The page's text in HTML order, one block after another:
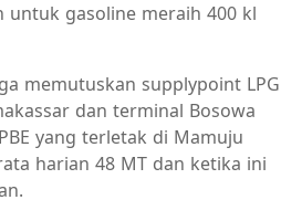
gasoline meraih 400 kl
memutuskan supplypoint LPG
dan terminal Bosowa
yang terletak di Mamuju
harian 48 MT dan ketika ini